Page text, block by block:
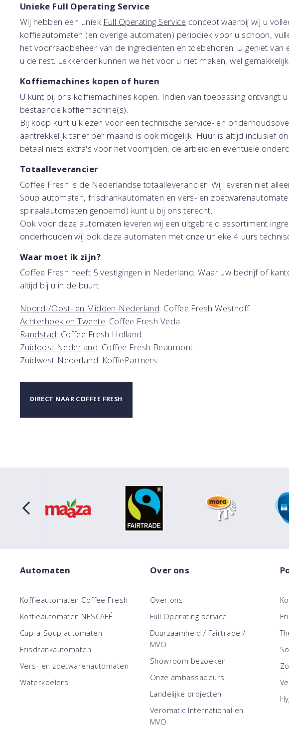
Unieke Full Operating Service
Wij hebben een uniek Full Operating Service concept waarbij wij u
koffieautomaten (en overige automaten) periodiek voor u schoon,
het voorraadbeheer van de ingrediënten en toebehoren. U geniet
u de rest. Lekkerder kunnen we het voor u niet maken, wel
Koffiemachines kopen of huren
U kunt bij ons koffiemachines kopen. Indien van toepassing ontvangt
bestaande koffiemachine(s).
Bij koop kunt u kiezen voor een technische service- en
aantrekkelijk tarief per maand is ook mogelijk. Huur is altijd inclusief
betaal niets extra's voor het voorrijden, de arbeid en eventuele
Totaalleverancier
Coffee Fresh is de Nederlandse totaalleverancier. Wij leveren niet
Soup automaten, frisdrankautomaten en vers- en
spiraalautomaten genoemd) kunt u bij ons terecht.
Ook voor deze automaten leveren wij een uitgebreid assortiment
onderhouden wij ook deze automaten met onze unieke 4 uurs
Waar moet ik zijn?
Coffee Fresh heeft 5 vestigingen in Nederland. Waar uw bedrijf of
altijd bij u in de buurt.
Noord-/Oost- en Midden-Nederland: Coffee Fresh Westhoff
Achterhoek en Twente: Coffee Fresh Veda
Randstad: Coffee Fresh Holland
Zuidoost-Nederland: Coffee Fresh Beaumont
Zuidwest-Nederland: KoffiePartners
DIRECT NAAR COFFEE FRESH
Automaten
Koffieautomaten Coffee Fresh
Koffieautomaten NESCAFÉ
Cup-a-Soup automaten
Frisdrankautomaten
Vers- en zoetwarenautomaten
Waterkoelers
Over ons
Over ons
Full Operating service
Duurzaamheid / Fairtrade /
MVO
Showroom bezoeken
Onze ambassadeurs
Landelijke projecten
Veromatic International en
MVO